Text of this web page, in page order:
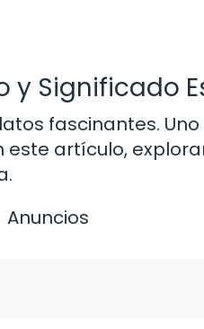
y Significado
fascinantes.
artículo,
Anuncios